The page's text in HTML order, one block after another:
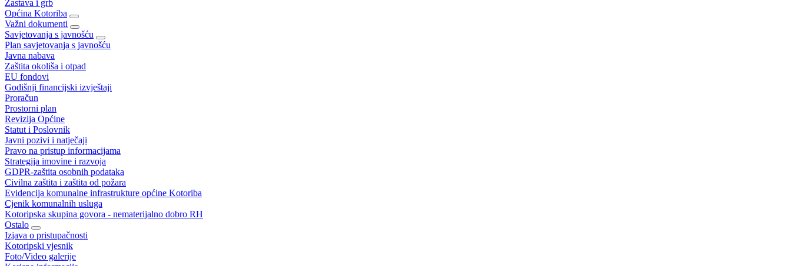
Zastava i grb
Općina Kotoriba
Važni dokumenti
Savjetovanja s javnošću
Plan savjetovanja s javnošću
Javna nabava
Zaštita okoliša i otpad
EU fondovi
Godišnji financijski izvještaji
Proračun
Prostorni plan
Revizija Općine
Statut i Poslovnik
Javni pozivi i natječaji
Pravo na pristup informacijama
Strategija imovine i razvoja
GDPR-zaštita osobnih podataka
Civilna zaštita i zaštita od požara
Evidencija komunalne infrastrukture općine Kotoriba
Cjenik komunalnih usluga
Kotoripska skupina govora - nematerijalno dobro RH
Ostalo
Izjava o pristupačnosti
Kotoripski vjesnik
Foto/Video galerije